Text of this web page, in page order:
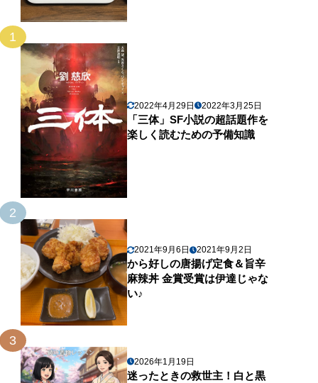
1
2022年4月29日 2022年3月25日
「三体」SF小説の超話題作を
楽しく読むための予備知識
2
2021年9月6日 2021年9月2日
から好しの唐揚げ定食＆旨辛
麻辣丼 金賞受賞は伊達じゃな
い♪
3
2026年1月19日
迷ったときの救世主！白と黒